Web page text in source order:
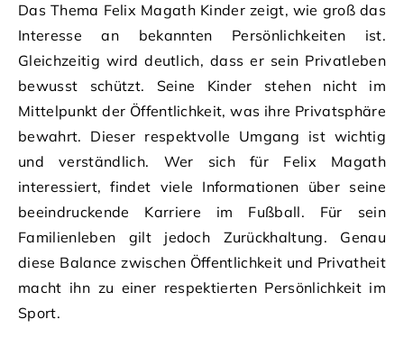
Das Thema Felix Magath Kinder zeigt, wie groß das
Interesse an bekannten Persönlichkeiten ist.
Gleichzeitig wird deutlich, dass er sein Privatleben
bewusst schützt. Seine Kinder stehen nicht im
Mittelpunkt der Öffentlichkeit, was ihre Privatsphäre
bewahrt. Dieser respektvolle Umgang ist wichtig
und verständlich. Wer sich für Felix Magath
interessiert, findet viele Informationen über seine
beeindruckende Karriere im Fußball. Für sein
Familienleben gilt jedoch Zurückhaltung. Genau
diese Balance zwischen Öffentlichkeit und Privatheit
macht ihn zu einer respektierten Persönlichkeit im
Sport.